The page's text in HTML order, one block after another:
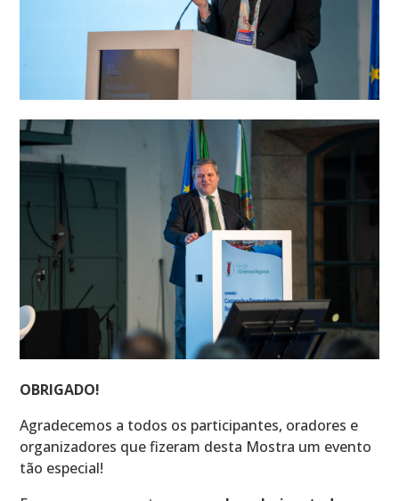
OBRIGADO!
Agradecemos a todos os participantes, oradores e
organizadores que fizeram desta Mostra um evento
tão especial!